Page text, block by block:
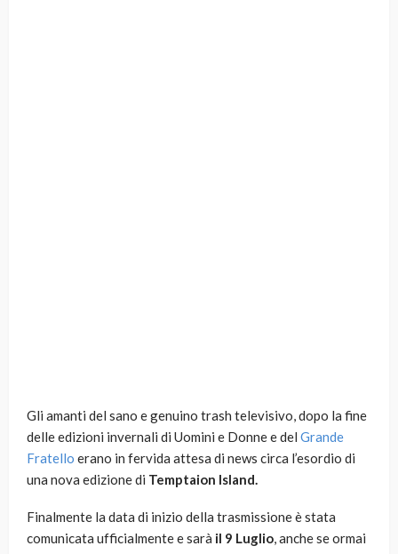
Gli amanti del sano e genuino trash televisivo, dopo la fine
delle edizioni invernali di Uomini e Donne e del Grande
Fratello erano in fervida attesa di news circa l’esordio di
una nova edizione di Temptaion Island.
Finalmente la data di inizio della trasmissione è stata
comunicata ufficialmente e sarà il 9 Luglio, anche se ormai